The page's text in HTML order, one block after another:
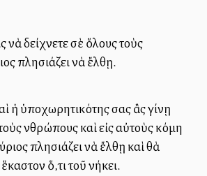
δείχνετε σὲ ὅλους τοὺς
πλησιάζει νὰ ἔλθῃ.
ἡ ὑποχωρητικότης σας ἂς γίνῃ
ἀνθρώπους καὶ εἰς αὐτοὺς ἀκόμη
πλησιάζει νὰ ἔλθῃ καὶ θὰ
ὅ,τι τοῦ ἀνήκει.